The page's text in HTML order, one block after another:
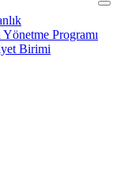
Yönetme Programı
Birimi